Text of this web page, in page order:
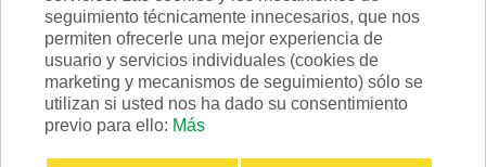
2020
TRIO - Discos de cepillado TRIO -
Aplicaciones
seguimiento técnicamente innecesarios, que nos
permiten ofrecerle una mejor experiencia de
usuario y servicios individuales (cookies de
marketing y mecanismos de seguimiento) sólo se
utilizan si usted nos ha dado su consentimiento
previo para ello: Más